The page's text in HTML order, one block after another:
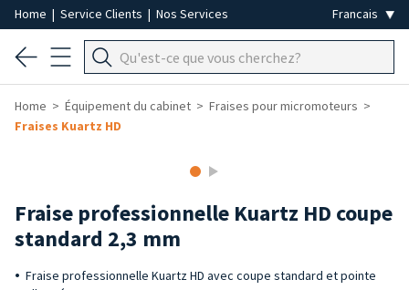
Home | Service Clients | Nos Services
Home Équipement du cabinet
Fraises pour micromoteurs
Fraises Kuartz HD
Fraise professionnelle Kuartz HD coupe
standard 2,3 mm
Fraise professionnelle Kuartz HD avec coupe standard et pointe